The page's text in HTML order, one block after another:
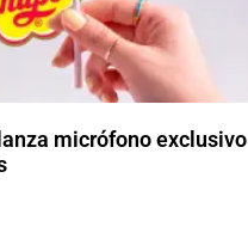
micrófono exclusivo